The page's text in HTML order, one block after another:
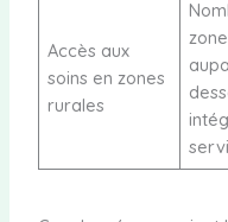
Accès aux
soins en zones
rurales